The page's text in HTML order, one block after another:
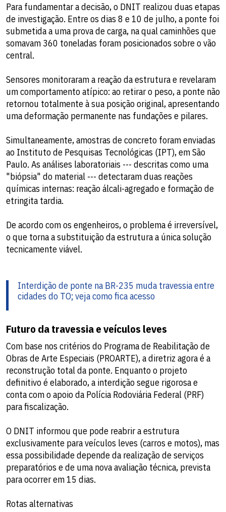
Para fundamentar a decisão, o DNIT realizou duas etapas
de investigação. Entre os dias 8 e 10 de julho, a ponte foi
submetida a uma prova de carga, na qual caminhões que
somavam 360 toneladas foram posicionados sobre o vão
central.
Sensores monitoraram a reação da estrutura e revelaram
um comportamento atípico: ao retirar o peso, a ponte não
retornou totalmente à sua posição original, apresentando
uma deformação permanente nas fundações e pilares.
Simultaneamente, amostras de concreto foram enviadas
ao Instituto de Pesquisas Tecnológicas (IPT), em São
Paulo. As análises laboratoriais --- descritas como uma
"biópsia" do material --- detectaram duas reações
químicas internas: reação álcali-agregado e formação de
etringita tardia.
De acordo com os engenheiros, o problema é irreversível,
o que torna a substituição da estrutura a única solução
tecnicamente viável.
Interdição de ponte na BR-235 muda travessia entre
cidades do TO; veja como fica acesso
Futuro da travessia e veículos leves
Com base nos critérios do Programa de Reabilitação de
Obras de Arte Especiais (PROARTE), a diretriz agora é a
reconstrução total da ponte. Enquanto o projeto
definitivo é elaborado, a interdição segue rigorosa e
conta com o apoio da Polícia Rodoviária Federal (PRF)
para fiscalização.
O DNIT informou que pode reabrir a estrutura
exclusivamente para veículos leves (carros e motos), mas
essa possibilidade depende da realização de serviços
preparatórios e de uma nova avaliação técnica, prevista
para ocorrer em 15 dias.
Rotas alternativas